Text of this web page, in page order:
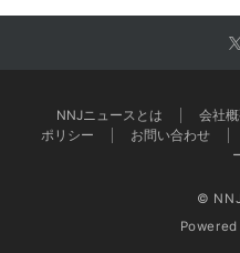
NNJニュースとは 会社
ポリシー
お問い合わせ
©